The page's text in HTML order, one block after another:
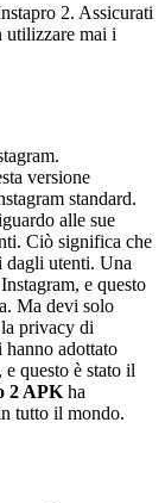
2. Assicurati
utilizzare mai i
versione
standard.
alle sue
Ciò significa che
dagli utenti. Una
e questo
Ma devi solo
privacy di
adottato
questo è stato il
2 APK ha
tutto il mondo.